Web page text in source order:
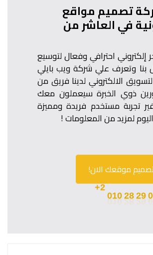
تصميم مواقع
في العاشر من
إلكتروني احترافي وفعال لتوسيع
وتعرف علي شركة ويب بايلي
الالكتروني لدينا فريق من
ذوي الخبرة سيعملون معك
تجربة مستخدم فريدة ومميزة
لمزيد من المعلومات !
تصميم موقعك الان!
29
28
010